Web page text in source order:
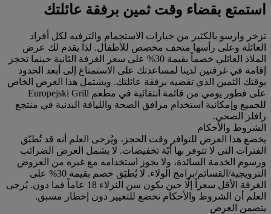
استمتع بقضاء وقت ثمين برفقة عائلتك
تزخر وارسو بالكثير من خيارات الاستجمام والترفيه لكل أفراد
العائلة وعلى رأسها متحف مخصص للأطفال. لذا يقدم لك عرض
الملاذ العائلي خصماً بقيمة 30% على سعر الغرفة الثانية حينما تحجز
إقامة في غرفتين لدينا لمساعدتك على الاستمتاع إلى أبعد الحدود
بوقتك الثمين الذي تقضيه برفقة عائلتك. ويشتمل هذا العرض الخاص
على فطور يومي من قائمة انتقائية في مطعم Europejski Grill
للجميع وإمكانية استخدام مرافق الصحة واللياقة البدنية في منتجع
رافلز الصحي.
الشروط والأحكام
يخضع هذا العرض للتوافر وقت الحجز، ويُرجى العلم أنه قد تُطبّق
الفترات التي لا تتوفر بها أيّة تخفيضات. لا يشمل العرض الضرائب
ورسوم الخدمة السائدة، ولا يجوز استخدامه مع غيره من العروض
الترويجية/القسائم/برامج الولاء. لا يُطبَق خصم بقيمة 30% على
الغرفة الأقل سعراً إلّا حين يكون سن النزلاء 18 عاماً فما دون. يُرجى
العلم أن الشروط والأحكام تخضع للتغيير دون إخطار مسبق.
يتضمن العرض